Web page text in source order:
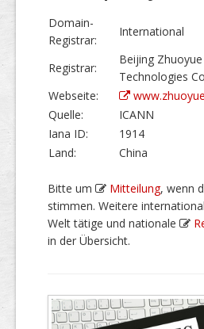
Domain-
Registrar:
International
Registrar:
Beijing
Technologies
Webseite:
Quelle:
ICANN
Iana ID:
1914
Land:
China
Bitte um Mitteilung, wenn
stimmen. Weitere
Welt tätige und nationale
in der Übersicht.